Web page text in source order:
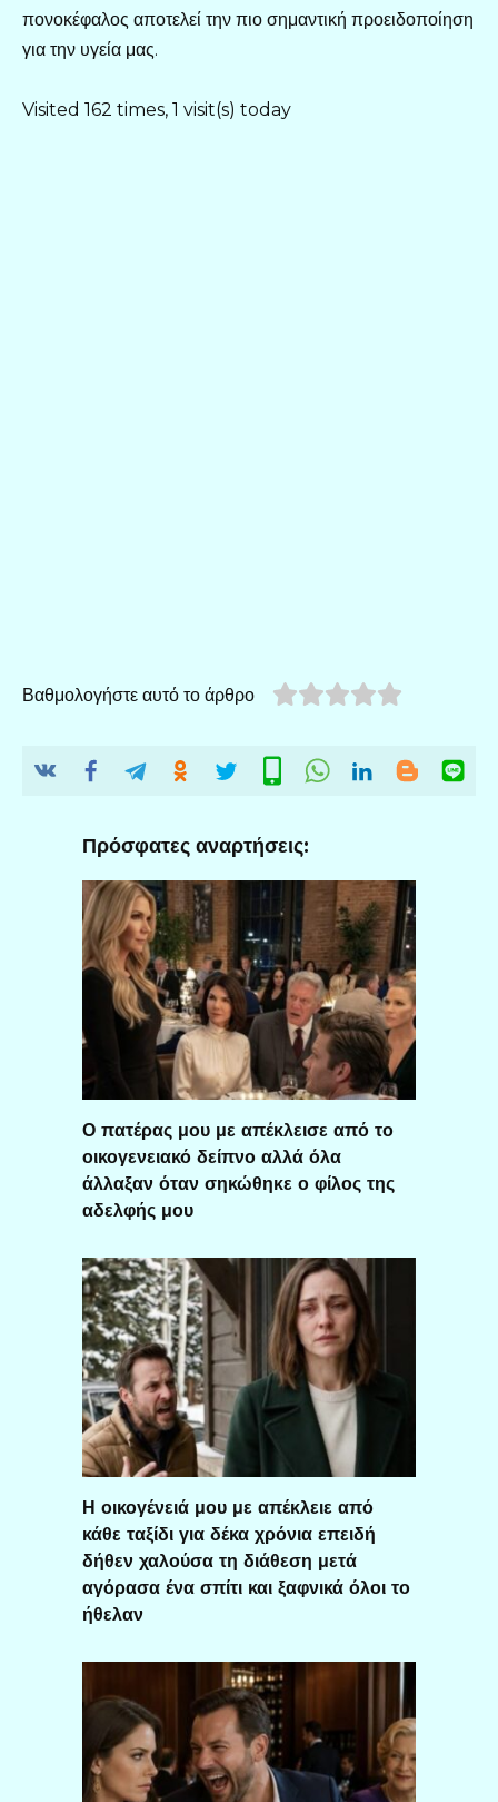
πονοκέφαλος αποτελεί την πιο σημαντική προειδοποίηση
για την υγεία μας.
Visited 162 times, 1 visit(s) today
Βαθμολογήστε αυτό το άρθρο
Πρόσφατες αναρτήσεις:
Ο πατέρας μου με απέκλεισε από το
οικογενειακό δείπνο αλλά όλα
άλλαξαν όταν σηκώθηκε ο φίλος της
αδελφής μου
Η οικογένειά μου με απέκλειε από
κάθε ταξίδι για δέκα χρόνια επειδή
δήθεν χαλούσα τη διάθεση μετά
αγόρασα ένα σπίτι και ξαφνικά όλοι το
ήθελαν